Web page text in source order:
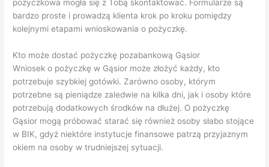
pożyczkowa mogła się z Tobą skontaktować. Formularze są
bardzo proste i prowadzą klienta krok po kroku pomiędzy
kolejnymi etapami wnioskowania o pożyczkę.
Kto może dostać pożyczkę pozabankową Gąsior
Wniosek o pożyczkę w Gąsior może złożyć każdy, kto
potrzebuje szybkiej gotówki. Zarówno osoby, którym
potrzebne są pieniądze zaledwie na kilka dni, jak i osoby które
potrzebują dodatkowych środków na dłużej. O pożyczkę
Gąsior mogą próbować starać się również osoby słabo stojące
w BIK, gdyż niektóre instytucje finansowe patrzą przyjaznym
okiem na osoby w trudniejszej sytuacji.